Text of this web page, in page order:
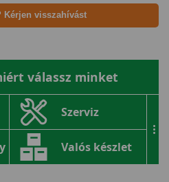
Kérjen visszahívást
válassz minket
Szerviz
Valós készlet
...